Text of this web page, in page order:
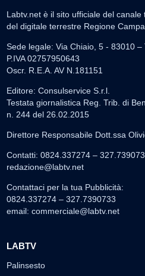
Labtv.net è il sito ufficiale del
del digitale terrestre Regione
Sede legale: Via Chiaio, 5 - 83010 –
P.IVA 02757950643
Oscr. R.E.A. AV N.181151
Editore: Consulservice S.r.l.
Testata giornalistica Reg. Trib. di
n. 244 del 26.02.2015
Direttore Responsabile Dott.ssa
Contatti: 0824.337274 –
redazione@labtv.net
Contattaci per la tua Pubblicità:
0824.337274 – 327.7390733
email: commerciale@labtv.net
LABTV
Palinsesto